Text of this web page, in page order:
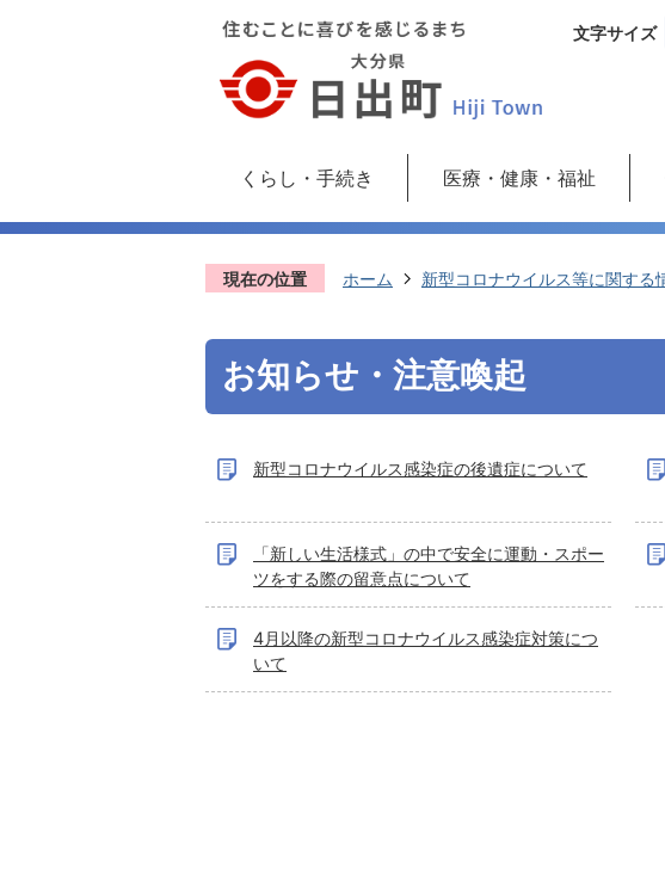
文字サイズ
くらし・手続き 医療・健康・福祉
現在の位置 ホーム 新型コロナウイルス等に関する
お知らせ・注意喚起
新型コロナウイルス感染症の後遺症について
「新しい生活様式」の中で安全に運動・スポー
ツをする際の留意点について
4月以降の新型コロナウイルス感染症対策につ
いて